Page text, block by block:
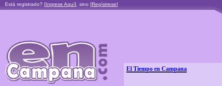
Está registrado? [Ingrese Aquí], sino [Regístrese]
El Tiempo en Campana